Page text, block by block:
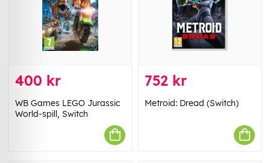
400 kr
WB Games LEGO Jurassic
World-spill, Switch
752 kr
Metroid: Dread (Switch)